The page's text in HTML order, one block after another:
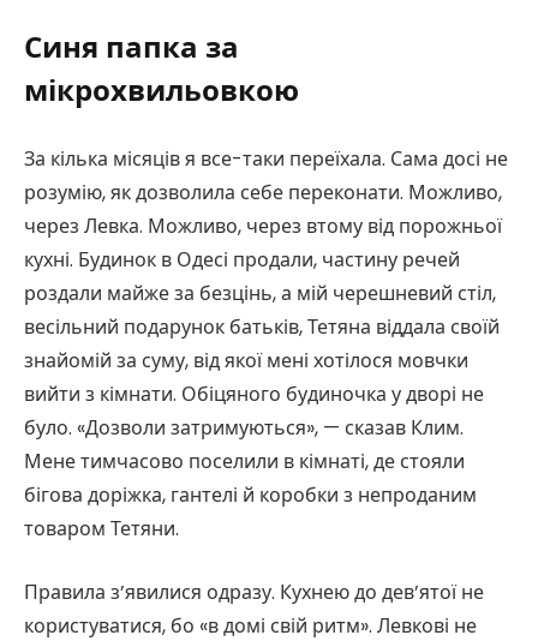
Синя папка за
мікрохвильовкою
За кілька місяців я все-таки переїхала. Сама досі не
розумію, як дозволила себе переконати. Можливо,
через Левка. Можливо, через втому від порожньої
кухні. Будинок в Одесі продали, частину речей
роздали майже за безцінь, а мій черешневий стіл,
весільний подарунок батьків, Тетяна віддала своїй
знайомій за суму, від якої мені хотілося мовчки
вийти з кімнати. Обіцяного будиночка у дворі не
було. «Дозволи затримуються», — сказав Клим.
Мене тимчасово поселили в кімнаті, де стояли
бігова доріжка, гантелі й коробки з непроданим
товаром Тетяни.
Правила з’явилися одразу. Кухнею до дев’ятої не
користуватися, бо «в домі свій ритм». Левкові не